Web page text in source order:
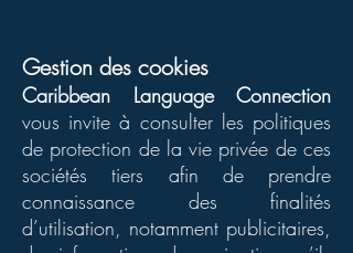
Gestion des cookies
Caribbean Language Connection
vous invite à consulter les politiques
de protection de la vie privée de ces
sociétés tiers afin de prendre
connaissance des finalités
d’utilisation, notamment publicitaires,